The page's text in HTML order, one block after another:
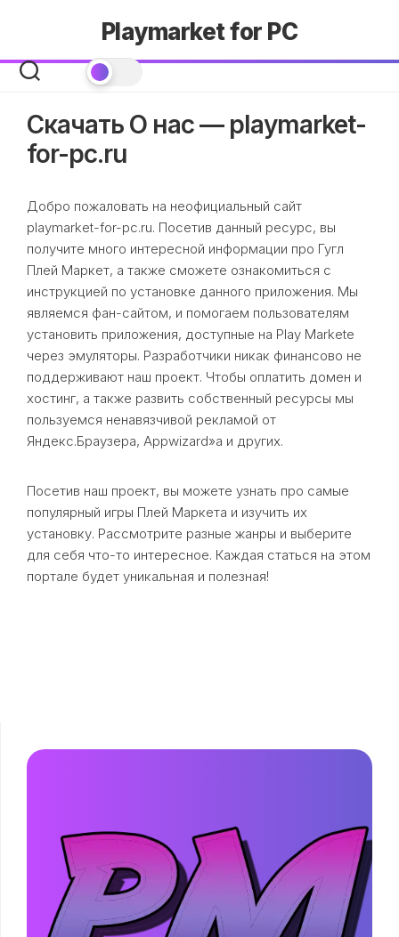
Playmarket for PC
Скачать О нас — playmarket-
for-pc.ru
Добро пожаловать на неофициальный сайт
playmarket-for-pc.ru. Посетив данный ресурс, вы
получите много интересной информации про Гугл
Плей Маркет, а также сможете ознакомиться с
инструкцией по установке данного приложения. Мы
являемся фан-сайтом, и помогаем пользователям
установить приложения, доступные на Play Markete
через эмуляторы. Разработчики никак финансово не
поддерживают наш проект. Чтобы оплатить домен и
хостинг, а также развить собственный ресурсы мы
пользуемся ненавязчивой рекламой от
Яндекс.Браузера, Appwizard»a и других.
Посетив наш проект, вы можете узнать про самые
популярный игры Плей Маркета и изучить их
установку. Рассмотрите разные жанры и выберите
для себя что-то интересное. Каждая статься на этом
портале будет уникальная и полезная!